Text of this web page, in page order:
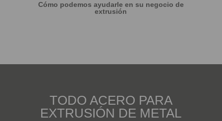
Cómo podemos ayudarle en su negocio de
extrusión
TODO ACERO PARA
EXTRUSIÓN DE METAL